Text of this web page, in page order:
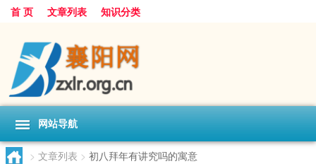
首 页 文章列表 知识分类
网站导航
> 文章列表 > 初八拜年有讲究吗的寓意